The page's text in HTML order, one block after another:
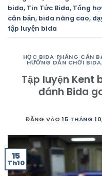
bida, Tin Tức Bida, Tổng
căn bản, bida nâng cao,
tập luyện bida
HỌC BIDA PHĂNG CĂN
HƯỚNG DẪN CHƠI BIDA
Tập luyện Kent
đánh Bida
ĐĂNG VÀO15 THÁNG
15
Th10